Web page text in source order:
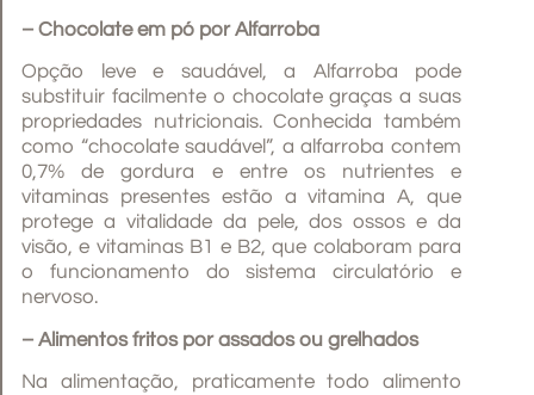
– Chocolate em pó por Alfarroba
Opção leve e saudável, a Alfarroba pode
substituir facilmente o chocolate graças a suas
propriedades nutricionais. Conhecida também
como “chocolate saudável”, a alfarroba contem
0,7% de gordura e entre os nutrientes e
vitaminas presentes estão a vitamina A, que
protege a vitalidade da pele, dos ossos e da
visão, e vitaminas B1 e B2, que colaboram para
o funcionamento do sistema circulatório e
nervoso.
– Alimentos fritos por assados ou grelhados
Na alimentação, praticamente todo alimento